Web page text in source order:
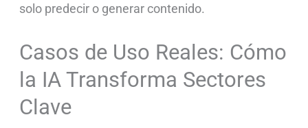
solo predecir o generar contenido.
Casos de Uso Reales: Cómo
la IA Transforma Sectores
Clave